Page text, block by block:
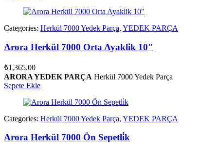
Categories: Herkül 7000 Yedek Parça, YEDEK PARÇA
Arora Herkül 7000 Orta Ayaklik 10"
₺1,365.00
ARORA YEDEK PARÇA Herkül 7000 Yedek Parça
Sepete Ekle
Categories: Herkül 7000 Yedek Parça, YEDEK PARÇA
Arora Herkül 7000 Ön Sepetli̇k